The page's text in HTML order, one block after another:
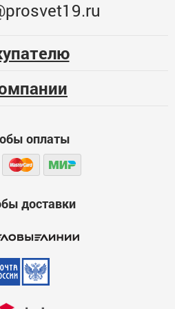
Меньше месяца
Больше года
оплаты
доставки